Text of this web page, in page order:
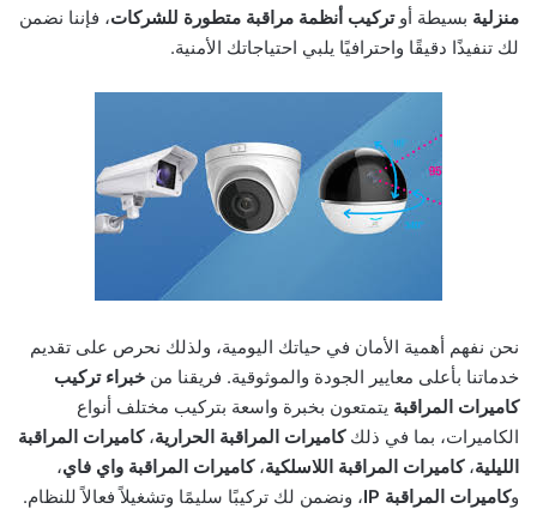
منزلية بسيطة أوتركيب أنظمة مراقبة متطورة للشركات، فإننا نضمن
لك تنفيذًا دقيقًا واحترافيًا يلبي احتياجاتك الأمنية.
نحن نفهم أهمية الأمان في حياتك اليومية، ولذلك نحرص على تقديم
خدماتنا بأعلى معايير الجودة والموثوقية. فريقنا من خبراء تركيب
كاميرات المراقبة يتمتعون بخبرة واسعة بتركيب مختلف أنواع
الكاميرات، بما في ذلككاميرات المراقبة الحرارية،كاميرات المراقبة
الليلية،كاميرات المراقبة اللاسلكية،كاميرات المراقبة واي فاي،
وكاميرات المراقبة IP ، ونضمن لك تركيبًا سليمًا وتشغيلاً فعالاً للنظام.